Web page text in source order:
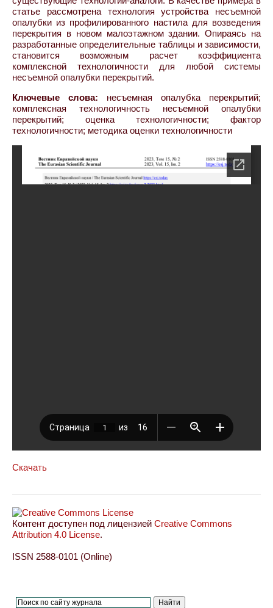
статье рассмотрена технология устройства несъемной
опалубки из профилированного настила для возведения
перекрытия в новом малоэтажном здании. Опираясь на
разработанные определительные таблицы и зависимости,
становится возможным расчет коэффициента
комплексной технологичности для любой системы
несъемной опалубки перекрытий.
Ключевые слова: несъемная опалубка перекрытий;
комплексная технологичность несъемной опалубки
перекрытий; оценка технологичности; фактор
технологичности; методика оценки технологичности
Скачать
Контент доступен под лицензией Creative Commons
Attribution 4.0 License.
ISSN 2588-0101 (Online)